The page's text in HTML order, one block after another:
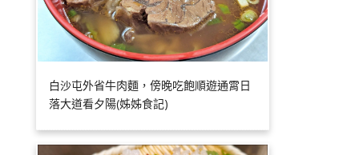
白沙屯外省牛肉麵，傍晚吃飽順遊通霄日
落大道看夕陽(姊姊食記)